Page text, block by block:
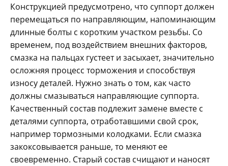
Конструкцией предусмотрено, что суппорт должен
перемещаться по направляющим, напоминающим
длинные болты с коротким участком резьбы. Со
временем, под воздействием внешних факторов,
смазка на пальцах густеет и засыхает, значительно
осложняя процесс торможения и способствуя
износу деталей. Нужно знать о том, как часто
должны смазываться направляющие суппорта.
Качественный состав подлежит замене вместе с
деталями суппорта, отработавшими свой срок,
например тормозными колодками. Если смазка
закоксовывается раньше, то меняют ее
своевременно. Старый состав счищают и наносят